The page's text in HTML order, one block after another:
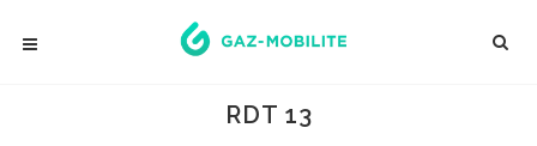
RDT 13